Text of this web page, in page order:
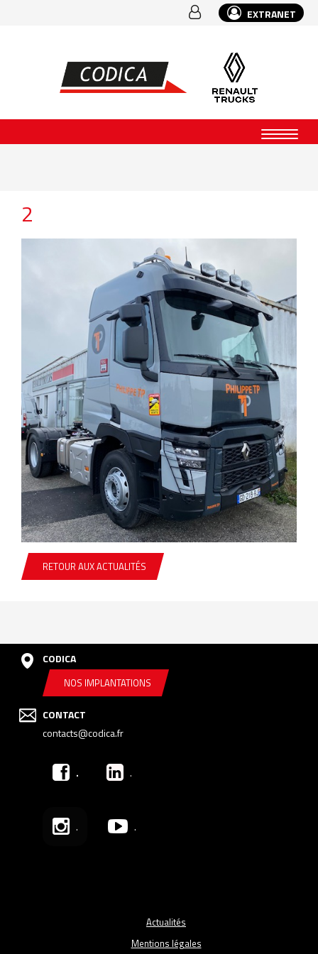
EXTRANET
2
RETOUR AUX ACTUALITÉS
CODICA
NOS IMPLANTATIONS
CONTACT
contacts@codica.fr
. .
. .
Actualités
Mentions légales